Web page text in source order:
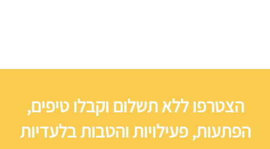
הצטרפו ללא תשלום וקבלו טיפים,
הפתעות, פעילויות והטבות בלעדיות